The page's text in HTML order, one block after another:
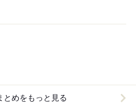
とめをもっと見る